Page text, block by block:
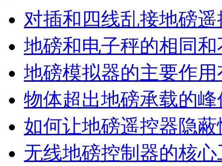
对插和四线乱接地磅
地磅和电子秤的相同
地磅模拟器的主要作
物体超出地磅承载的
如何让地磅遥控器隐
无线地磅控制器的核